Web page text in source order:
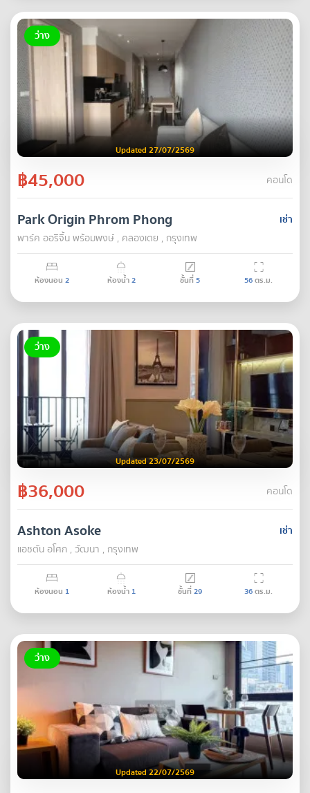
ว่าง
Updated 27/07/2569
฿45,000 คอนโด
เช่า
Park Origin Phrom Phong
พาร์ค ออริจิ้น พร้อมพงษ์ , คลองเตย , กรุงเทพ
ห้องนอน 2 ห้องน้ำ2 ชั้นที่5 56ตร.ม.
ว่าง
Updated 23/07/2569
฿36,000 คอนโด
เช่า
Ashton Asoke
แอชตัน อโศก , วัฒนา , กรุงเทพ
ห้องนอน 1 ห้องน้ำ 1 ชั้นที่29 36ตร.ม.
ว่าง
Updated 22/07/2569